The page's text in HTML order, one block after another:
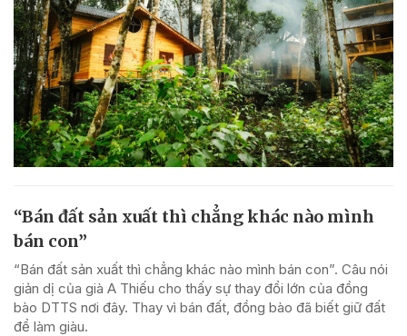
“Bán đất sản xuất thì chẳng khác nào mình
bán con”
“Bán đất sản xuất thì chẳng khác nào mình bán con”. Câu nói
giản dị của già A Thiếu cho thấy sự thay đổi lớn của đồng
bào DTTS nơi đây. Thay vì bán đất, đồng bào đã biết giữ đất
để làm giàu.